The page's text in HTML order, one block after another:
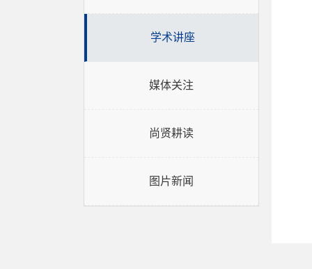
学术讲座
媒体关注
尚贤耕读
图片新闻